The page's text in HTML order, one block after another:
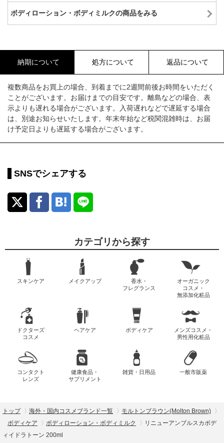
ボディローション・ボディミルクの商品をみる
納期について 処方について 返品について
複数商品をお買上の場合、到着までに2週間前後お時間をいただく
ことがございます。お届けまでの目安です。離島などの場合、表
示よりも遅れる場合がございます。入荷遅れなどで遅延する場合
は、別途お知らせいたします。年末年始など税関混雑時は、お届
け予定日よりも遅延する場合がございます。
SNSでシェアする
カテゴリから探す
スキンケア メイクアップ
香水・
フレグランス
オーガニック
コスメ・
無添加化粧品
ドクターズ
コスメ
ヘアケア ボディケア
メンズコスメ・
男性用化粧品
コンタクト
レンズ
健康食品・
サプリメント
雑貨・日用品 一般市販薬
トップ 海外・国内コスメブランド一覧
モルトンブラウン(Molton Brown)
ボディケア
ボディローション・ボディミルク
リニューアンブルスカボデ
ィイドラトーン 200ml